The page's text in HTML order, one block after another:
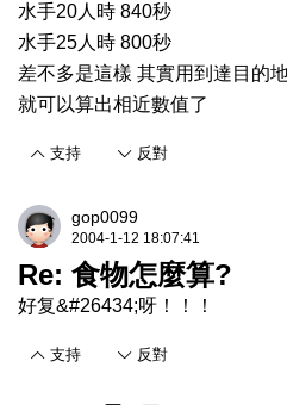
水手20人時 840秒
水手25人時 800秒
差不多是這樣 其實用到達目的
就可以算出相近數值了
支持 反對
gop0099
2004-1-12 18:07:41
Re: 食物怎麼算?
好复&#26434;呀！！！
支持 反對